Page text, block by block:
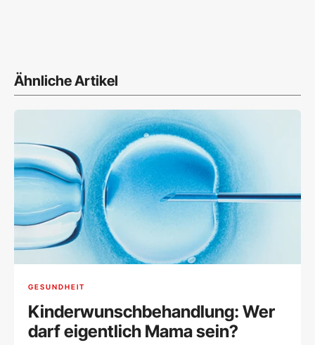
Ähnliche Artikel
GESUNDHEIT
Kinderwunschbehandlung: Wer
darf eigentlich Mama sein?